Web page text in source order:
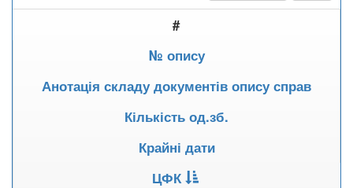
#
№ опису
Анотація складу документів опису справ
Кількість од.зб.
Крайні дати
ЦФК